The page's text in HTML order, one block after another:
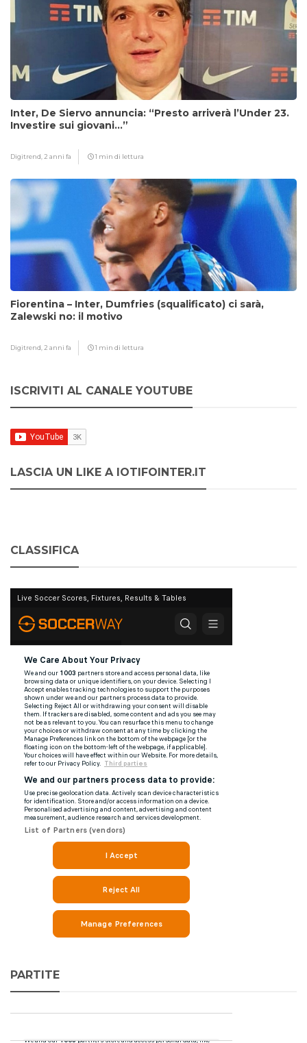
Inter, De Siervo annuncia: “Presto arriverà l’Under 23.
Investire sui giovani…”
Digitrend, 2 anni fa 1 min di lettura
Fiorentina – Inter, Dumfries (squalificato) ci sarà,
Zalewski no: il motivo
Digitrend, 2 anni fa 1 min di lettura
ISCRIVITI AL CANALE YOUTUBE
LASCIA UN LIKE A IOTIFOINTER.IT
CLASSIFICA
PARTITE